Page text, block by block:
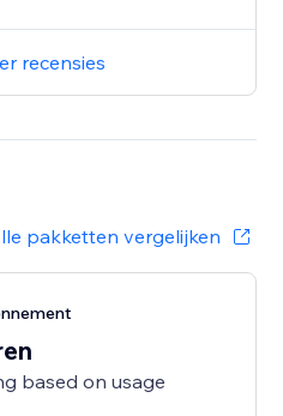
recensies
pakketten vergelijken
based on usage